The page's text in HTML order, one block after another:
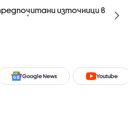
източници в
Google News Youtube